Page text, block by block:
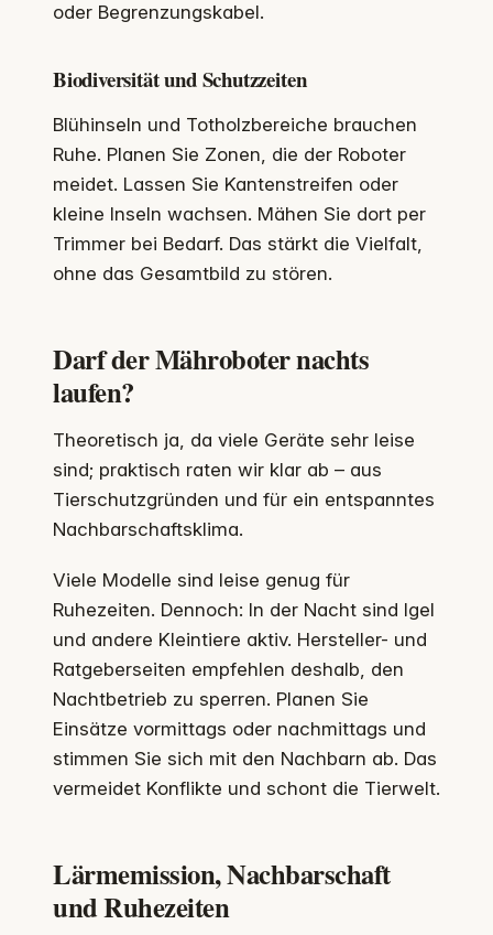
oder Begrenzungskabel.
Biodiversität und Schutzzeiten
Blühinseln und Totholzbereiche brauchen
Ruhe. Planen Sie Zonen, die der Roboter
meidet. Lassen Sie Kantenstreifen oder
kleine Inseln wachsen. Mähen Sie dort per
Trimmer bei Bedarf. Das stärkt die Vielfalt,
ohne das Gesamtbild zu stören.
Darf der Mähroboter nachts
laufen?
Theoretisch ja, da viele Geräte sehr leise
sind; praktisch raten wir klar ab – aus
Tierschutzgründen und für ein entspanntes
Nachbarschaftsklima.
Viele Modelle sind leise genug für
Ruhezeiten. Dennoch: In der Nacht sind Igel
und andere Kleintiere aktiv. Hersteller- und
Ratgeberseiten empfehlen deshalb, den
Nachtbetrieb zu sperren. Planen Sie
Einsätze vormittags oder nachmittags und
stimmen Sie sich mit den Nachbarn ab. Das
vermeidet Konflikte und schont die Tierwelt.
Lärmemission, Nachbarschaft
und Ruhezeiten